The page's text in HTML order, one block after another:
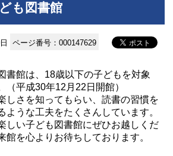
も図書館
ページ番号：000147629
書館は、18歳以下の子どもを対象
（平成30年12月22日開館）
しさを知ってもらい、読書の習慣を
ような工夫をたくさんしています。
しい子ども図書館にぜひお越しくだ
館を心よりお待ちしております。